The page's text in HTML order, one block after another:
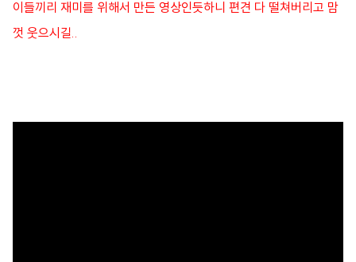
이들끼리 재미를 위해서 만든 영상인듯하니 편견 다 떨쳐버리고 맘
껏 웃으시길..